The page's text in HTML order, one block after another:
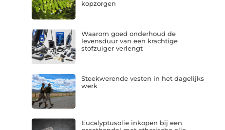
kopzorgen
Waarom goed onderhoud de
levensduur van een krachtige
stofzuiger verlengt
Steekwerende vesten in het dagelijks
werk
Eucalyptusolie inkopen bij een